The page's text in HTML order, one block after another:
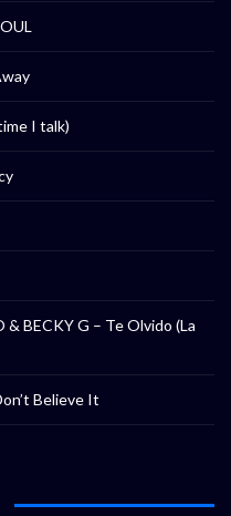
I talk)
& BECKY G – Te Olvido (La
Believe It